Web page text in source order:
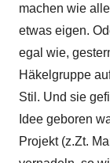
machen wie
etwas eigen.
egal wie,
Häkelgruppe
Stil. Und sie
Idee geboren
Projekt (z.Zt.